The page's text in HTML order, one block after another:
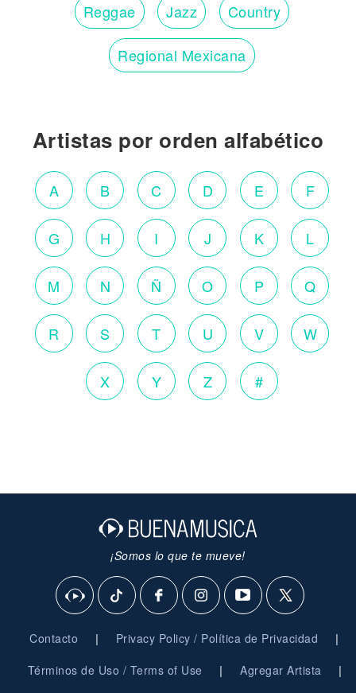
Reggae Jazz Country
Regional Mexicana
Artistas por orden alfabético
A B C D E F
G H I J K L
M N Ñ O P Q
R S T U V W
X Y Z #
¡Somos lo que te mueve!
Contacto | Privacy Policy / Política de Privacidad |
Términos de Uso / Terms of Use | Agregar Artista |